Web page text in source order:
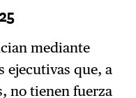
mediante
ejecutivas que, a
no tienen fuerza